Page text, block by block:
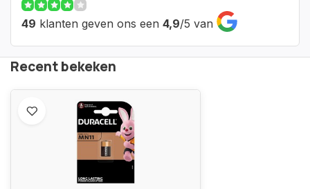
49 klanten geven ons een 4,9/5 van
Recent bekeken